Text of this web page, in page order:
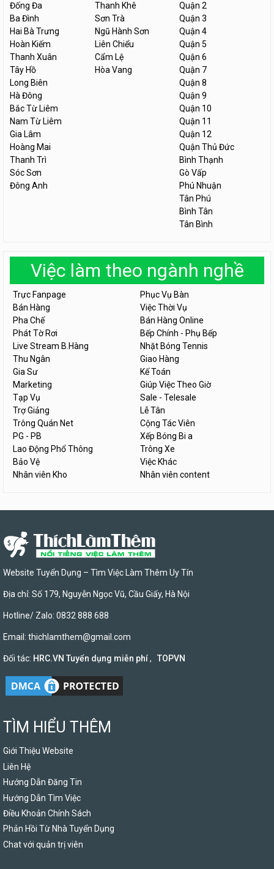
Đống Đa
Ba Đình
Hai Bà Trưng
Hoàn Kiếm
Thanh Xuân
Tây Hồ
Long Biên
Hà Đông
Bắc Từ Liêm
Nam Từ Liêm
Gia Lâm
Hoàng Mai
Thanh Trì
Sóc Sơn
Đông Anh
Thanh Khê
Sơn Trà
Ngũ Hành Sơn
Liên Chiểu
Cẩm Lệ
Hòa Vang
Quận 2
Quận 3
Quận 4
Quận 5
Quận 6
Quận 7
Quận 8
Quận 9
Quận 10
Quận 11
Quận 12
Quận Thủ Đức
Bình Thạnh
Gò Vấp
Phú Nhuận
Tân Phú
Bình Tân
Tân Bình
Việc làm theo ngành nghề
Trực Fanpage
Phục Vụ Bàn
Bán Hàng
Việc Thời Vụ
Pha Chế
Bán Hàng Online
Phát Tờ Rơi
Bếp Chính - Phụ Bếp
Live Stream B.Hàng
Nhặt Bóng Tennis
Thu Ngân
Giao Hàng
Gia Sư
Kế Toán
Marketing
Giúp Việc Theo Giờ
Tạp Vụ
Sale - Telesale
Trợ Giảng
Lễ Tân
Trông Quán Net
Cộng Tác Viên
PG - PB
Xếp Bóng Bi a
Lao Động Phổ Thông
Trông Xe
Bảo Vệ
Việc Khác
Nhân viên Kho
Nhân viên content
Website Tuyển Dụng – Tìm Việc Làm Thêm Uy Tín
Địa chỉ: Số 179, Nguyễn Ngọc Vũ, Cầu Giấy, Hà Nội
Hotline/ Zalo: 0832 888 688
Email: thichlamthem@gmail.com
Đối tác: HRC.VN Tuyển dụng miễn phí, TOPVN
TÌM HIỂU THÊM
Giới Thiệu Website
Liên Hệ
Hướng Dẫn Đăng Tin
Hướng Dẫn Tìm Việc
Điều Khoản Chính Sách
Phản Hồi Từ Nhà Tuyển Dụng
Chat với quản trị viên